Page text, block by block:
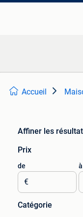
Accueil
Affiner les
Prix
de
€
à
Catégorie